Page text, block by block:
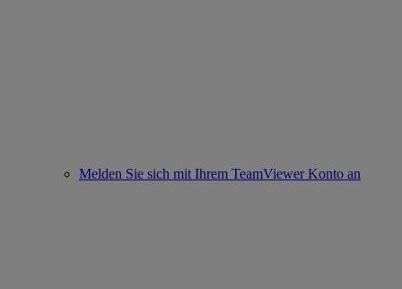
Melden Sie sich mit Ihrem TeamViewer Konto an